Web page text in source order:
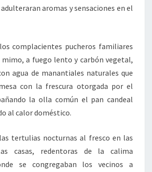
aromas y sensaciones en el
complacientes pucheros familiares
mimo, a fuego lento y carbón vegetal,
agua de manantiales naturales que
con la frescura otorgada por el
la olla común el pan candeal
al calor doméstico.
tertulias nocturnas al fresco en las
casas, redentoras de la calima
se congregaban los vecinos a